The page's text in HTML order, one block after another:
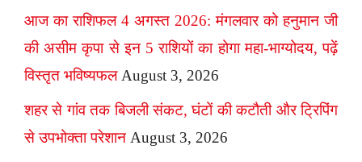
आज का राशिफल 4 अगस्त 2026: मंगलवार को हनुमान जी
की असीम कृपा से इन 5 राशियों का होगा महा-भाग्योदय, पढ़ें
विस्तृत भविष्यफल August 3, 2026
शहर से गांव तक बिजली संकट, घंटों की कटौती और ट्रिपिंग
से उपभोक्ता परेशान August 3, 2026